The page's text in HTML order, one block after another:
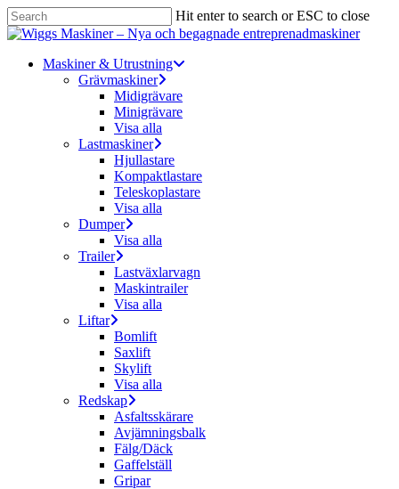
Skip
to
content
Hit enter to search or ESC to close
Close
Menu
Maskiner & Utrustning
Grävmaskiner
Midigrävare
Minigrävare
Visa alla
Lastmaskiner
Hjullastare
Kompaktlastare
Teleskoplastare
Visa alla
Dumper
Visa alla
Trailer
Lastväxlarvagn
Maskintrailer
Visa alla
Liftar
Bomlift
Saxlift
Skylift
Visa alla
Redskap
Asfaltsskärare
Avjämningsbalk
Fälg/Däck
Gaffelställ
Gripar